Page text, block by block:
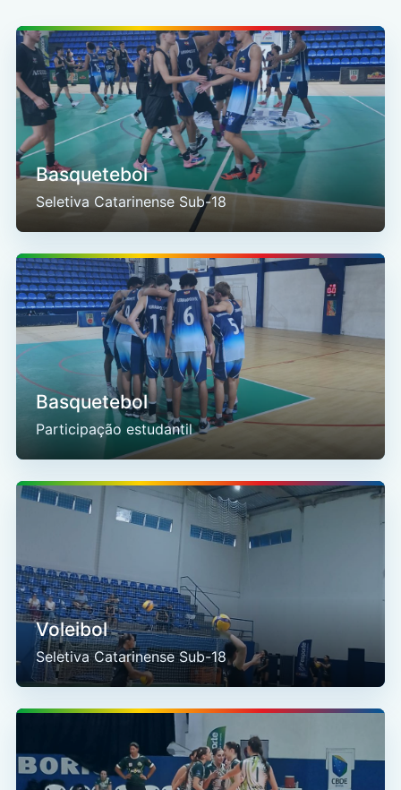
Basquetebol
Seletiva Catarinense Sub-18
Basquetebol
Participação estudantil
Voleibol
Seletiva Catarinense Sub-18